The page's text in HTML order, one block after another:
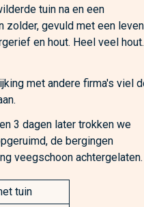
tuin na en een
gevuld met een
en hout. Heel veel hout.
met andere firma's viel
3 dagen later trokken we
de bergingen
veegschoon achtergelaten.
tuin